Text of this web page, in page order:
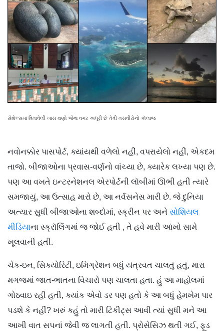
સેશેલ્સમાં વિતાવેલી ખાસ ક્ષણો જેના વગર અધૂરી છે તેવી તસવીરોનો કૉલાજ
નવોનક્કોર પાસપોર્ટ, ક્યાંયથી વળેલો નહીં, વપરાયેલો નહીં, એકદમ
તાજો. બીજાઓના પ્રવાસ-વર્ણનો વાંચ્યા છે, ક્યારેક લખ્યા પણ છે.
પણ આ વખતે ઇન્ટરનેશનલ એરપોર્ટની લૉબીમાં ઊભી હતી ત્યારે
સમજાયું, આ ઉત્સાહ મારો છે, આ નર્વસનેસ મારી છે. જે દુનિયા
અત્યાર સુધી બીજાઓના શબ્દોમાં, સ્ક્રીન પર અને સોશિયલ
મીડિયાના સ્ક્રૉલિંગમાં જ જોઈ હતી , તે હવે મારી આંખો સામે
ખૂલવાની હતી.
ચેક-ઇન, સિક્યોરિટી, ઇમિગ્રેશન બધું યંત્રવત ચાલતું હતું, મારા
મગજમાં જાત-ભાતના વિચારો પણ ચાલતા હતા. હું આ માહોલમાં
ગોઠવાઇ રહી હતી, ક્યાંક એવો ડર પણ હતો કે આ બધું હેમખેમ પાર
પડશે કે નહીં? ખરું કહું તો મારી ટિકીટ્સ આવી ત્યાં સુધી મને આ
આખી વાત સપનાં જેવી જ લાગતી હતી. પ્રોસેસિઝ થતી ગઈ, ફૂડ